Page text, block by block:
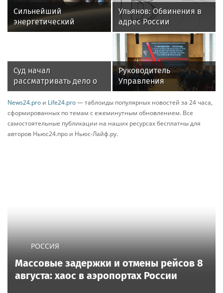
Сильнейший
энергетический
переворот: что
Ульянов: Обвинения в
адрес России
показывают
неуважение властей
Франции к народу
Суд начал
рассматривать дело о
взятке бывшего топ-
менеджера
«Ростелекома»
Руководитель
Управления
вневедомственной
охраны Росгвардии по
Иркутской области
принял участие во
News24.pro и Life24.pro— таблоиды популярных новостей за 24 часа,
сформированных по темам с ежеминутным обновлением. Все
самостоятельные публикации на наших ресурсах бесплатны для
авторов Ньюс24.про и Ньюс-Лайф.ру.
РОССИЯ
Массовые задержки и отмены рейсов 8
августа: хаос в аэропортах России